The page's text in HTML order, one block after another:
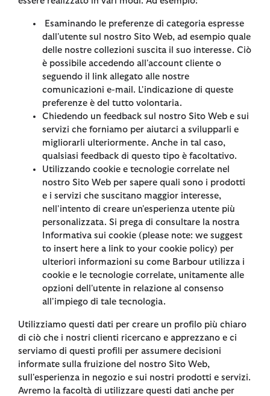
Esaminando le preferenze di categoria espresse
dall'utente sul nostro Sito Web, ad esempio quale
delle nostre collezioni suscita il suo interesse. Ciò
è possibile accedendo all'account cliente o
seguendo il link allegato alle nostre
comunicazioni e-mail. L'indicazione di queste
preferenze è del tutto volontaria.
Chiedendo un feedback sul nostro Sito Web e sui
servizi che forniamo per aiutarci a svilupparli e
migliorarli ulteriormente. Anche in tal caso,
qualsiasi feedback di questo tipo è facoltativo.
Utilizzando cookie e tecnologie correlate nel
nostro Sito Web per sapere quali sono i prodotti
e i servizi che suscitano maggior interesse,
nell'intento di creare un'esperienza utente più
personalizzata. Si prega di consultare la nostra
Informativa sui cookie (please note: we suggest
to insert here a link to your cookie policy) per
ulteriori informazioni su come Barbour utilizza i
cookie e le tecnologie correlate, unitamente alle
opzioni dell'utente in relazione al consenso
all'impiego di tale tecnologia.
Utilizziamo questi dati per creare un profilo più chiaro
di ciò che i nostri clienti ricercano e apprezzano e ci
serviamo di questi profili per assumere decisioni
informate sulla fruizione del nostro Sito Web,
sull'esperienza in negozio e sui nostri prodotti e servizi.
Avremo la facoltà di utilizzare questi dati anche per